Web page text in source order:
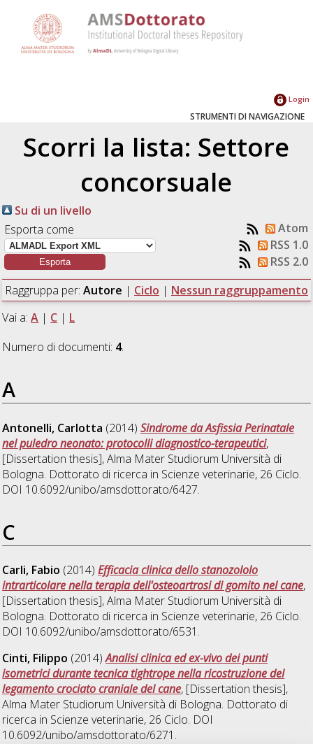
Login
STRUMENTI DI NAVIGAZIONE
Scorri la lista: Settore
concorsuale
Su di un livello
Esporta come
Atom
RSS 1.0
RSS 2.0
Raggruppa per: Autore | Ciclo | Nessun raggruppamento
Vai a:A | C | L
Numero di documenti: 4.
A
Antonelli, Carlotta (2014)Sindrome da Asfissia Perinatale
nel puledro neonato: protocolli diagnostico-terapeutici,
[Dissertation thesis], Alma Mater Studiorum Università di
Bologna. Dottorato di ricerca in Scienze veterinarie, 26 Ciclo.
DOI 10.6092/unibo/amsdottorato/6427.
C
Carli, Fabio (2014)Efficacia clinica dello stanozololo
intrarticolare nella terapia dell'osteoartrosi di gomito nel cane,
[Dissertation thesis], Alma Mater Studiorum Università di
Bologna. Dottorato di ricerca in Scienze veterinarie, 26 Ciclo.
DOI 10.6092/unibo/amsdottorato/6531.
Cinti, Filippo (2014)Analisi clinica ed ex-vivo dei punti
isometrici durante tecnica tightrope nella ricostruzione del
legamento crociato craniale del cane, [Dissertation thesis],
Alma Mater Studiorum Università di Bologna. Dottorato di
ricerca in Scienze veterinarie, 26 Ciclo. DOI
10.6092/unibo/amsdottorato/6271.